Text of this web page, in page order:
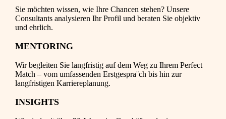
Sie möchten wissen, wie Ihre Chancen stehen? Unsere
Consultants analysieren Ihr Profil und beraten Sie objektiv
und ehrlich.
MENTORING
Wir begleiten Sie langfristig auf dem Weg zu Ihrem Perfect
Match – vom umfassenden Erstgespra¨ch bis hin zur
langfristigen Karriereplanung.
INSIGHTS